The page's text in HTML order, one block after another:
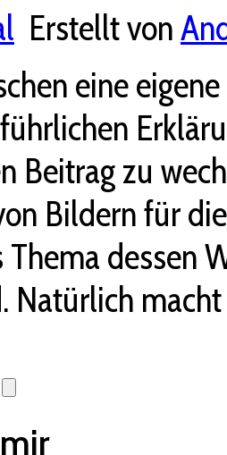
Erstellt von
eine
Beitrag zu
Bildern für
Thema dessen
Natürlich